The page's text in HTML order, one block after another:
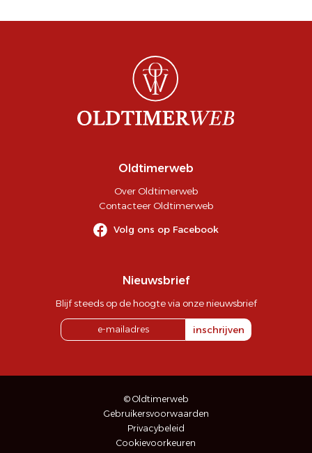
Oldtimerweb
Over Oldtimerweb
Contacteer Oldtimerweb
Volg ons op Facebook
Nieuwsbrief
Blijf steeds op de hoogte via onze nieuwsbrief
inschrijven
© Oldtimerweb
Gebruikersvoorwaarden
Privacybeleid
Cookievoorkeuren